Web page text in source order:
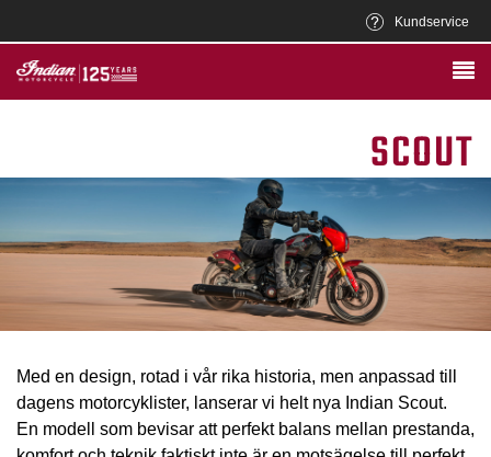
Kundservice
SCOUT
Med en design, rotad i vår rika historia, men anpassad till
dagens motorcyklister, lanserar vi helt nya Indian Scout.
En modell som bevisar att perfekt balans mellan prestanda,